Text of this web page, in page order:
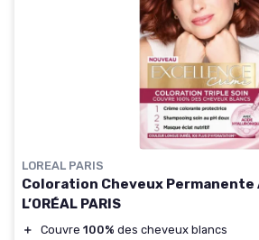
LOREAL PARIS
Coloration Cheveux Permanente
L’ORÉAL PARIS
＋ Couvre 100% des cheveux blancs